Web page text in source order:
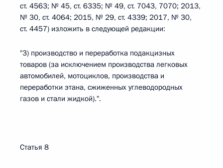
ст. 4563; № 45, ст. 6335; № 49, ст. 7043, 7070; 2013,
№ 30, ст. 4064; 2015, № 29, ст. 4339; 2017, № 30,
ст. 4457) изложить в следующей редакции:
"3) производство и переработка подакцизных
товаров (за исключением производства легковых
автомобилей, мотоциклов, производства и
переработки этана, сжиженных углеводородных
газов и стали жидкой).".
Статья 8